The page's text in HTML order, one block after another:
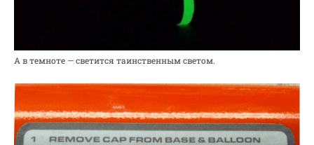
А в темноте — светится таинственным светом.